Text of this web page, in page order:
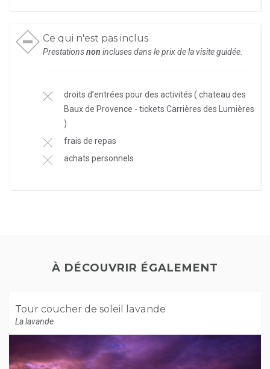
Ce qui n'est pas inclus
Prestationsnon incluses dans le prix de la visite guidée.
droits d’entrées pour des activités ( chateau des
Baux de Provence - tickets Carrières des Lumières
)
frais de repas
achats personnels
À DÉCOUVRIR ÉGALEMENT
Tour coucher de soleil lavande
La lavande